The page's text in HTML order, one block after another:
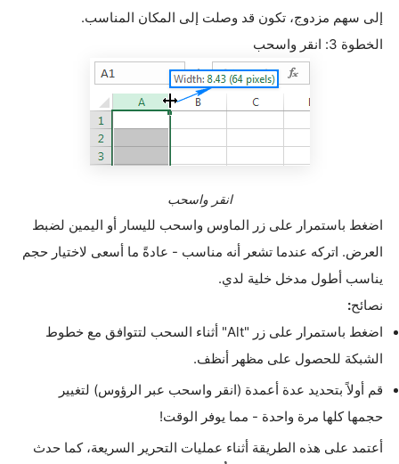
إلى سهم مزدوج، تكون قد وصلت إلى المكان المناسب.
الخطوة 3: انقر واسحب
انقر واسحب
اضغط باستمرار على زر الماوس واسحب لليسار أو اليمين لضبط
العرض. اتركه عندما تشعر أنه مناسب - عادةً ما أسعى لاختيار حجم
يناسب أطول مدخل خلية لدي.
نصائح:
اضغط باستمرار على زر "Alt"
أثناء السحب لتتوافق مع خطوط
الشبكة للحصول على مظهر أنظف.
قم أولاً بتحديد عدة أعمدة (انقر واسحب عبر الرؤوس) لتغيير
حجمها كلها مرة واحدة - مما يوفر الوقت!
أعتمد على هذه الطريقة أثناء عمليات التحرير السريعة، كما حدث